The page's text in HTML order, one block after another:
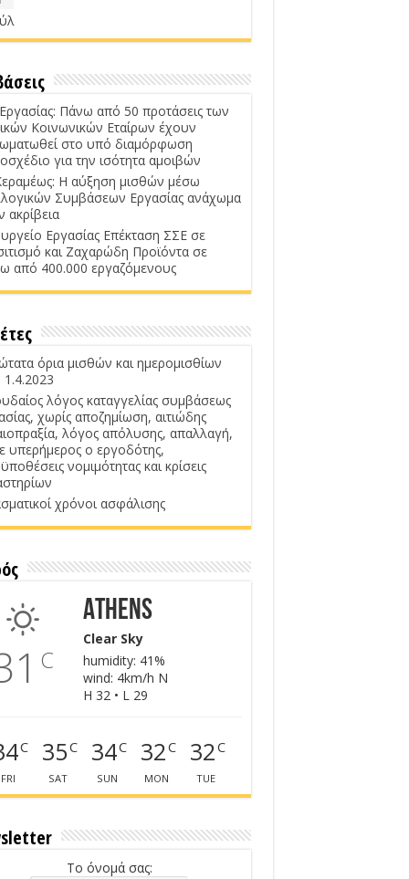
Πάνω από 50 προτάσεις των
Κοινωνικών Εταίρων έχουν
στο υπό διαμόρφωση
για την ισότητα αμοιβών
Η αύξηση μισθών μέσω
Συμβάσεων Εργασίας ανάχωμα
ακρίβεια
Εργασίας Επέκταση ΣΣΕ σε
και Ζαχαρώδη Προϊόντα σε
από 400.000 εργαζόμενους
όρια μισθών και ημερομισθίων
λόγος καταγγελίας συμβάσεως
χωρίς αποζημίωση, αιτιώδης
λόγος απόλυσης, απαλλαγή,
υπερήμερος ο εργοδότης,
νομιμότητας και κρίσεις
χρόνοι ασφάλισης
C
Athens
Clear Sky
humidity: 41%
wind: 4km/h N
H 32 • L 29
C
FRI
35C
SAT
34C
SUN
32C
MON
32C
TUE
Το όνομά σας: